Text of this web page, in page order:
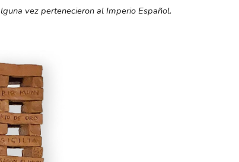
vez pertenecieron al Imperio Español.